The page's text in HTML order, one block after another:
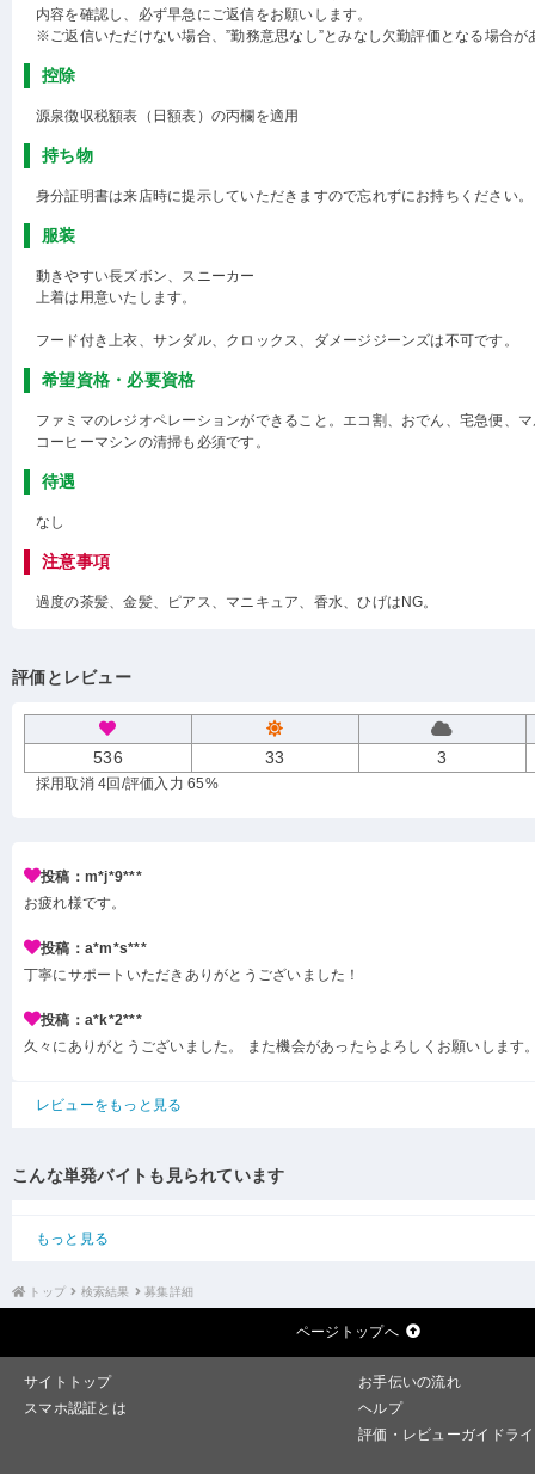
内容を確認し、必ず早急にご返信をお願いします。
※ご返信いただけない場合、”勤務意思なし”とみなし欠勤評価となる場合が
控除
源泉徴収税額表（日額表）の丙欄を適用
持ち物
身分証明書は来店時に提示していただきますので忘れずにお持ちください。
服装
動きやすい長ズボン、スニーカー
上着は用意いたします。
フード付き上衣、サンダル、クロックス、ダメージジーンズは不可です。
希望資格・必要資格
ファミマのレジオペレーションができること。エコ割、おでん、宅急便、
コーヒーマシンの清掃も必須です。
待遇
なし
注意事項
過度の茶髪、金髪、ピアス、マニキュア、香水、ひげはNG。
評価とレビュー
536 33 3
採用取消 4回 /評価入力 65%
投稿：m*j*9***
お疲れ様です。
投稿：a*m*s***
丁寧にサポートいただきありがとうございました！
投稿：a*k*2***
久々にありがとうございました。 また機会があったらよろしくお願いします
レビューをもっと見る
こんな単発バイトも見られています
もっと見る
トップ 検索結果 募集詳細
ページトップへ
サイトトップ
お手伝いの流れ
スマホ認証とは
ヘルプ
評価・レビューガイドラ